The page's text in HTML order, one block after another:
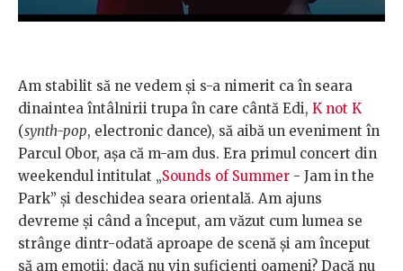
Am stabilit să ne vedem și s-a nimerit ca în seara
dinaintea întâlnirii trupa în care cântă Edi, K not K
(synth-pop, electronic dance), să aibă un eveniment în
Parcul Obor, așa că m-am dus. Era primul concert din
weekendul intitulat „Sounds of Summer - Jam in the
Park” și deschidea seara orientală. Am ajuns
devreme și când a început, am văzut cum lumea se
strânge dintr-odată aproape de scenă și am început
să am emoții: dacă nu vin suficienți oameni? Dacă nu